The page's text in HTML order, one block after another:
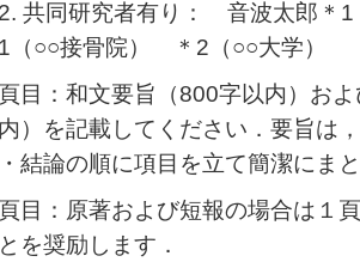
共同研究者有り： 音波太
（○○接骨院） ＊2（○○大学）
目：和文要旨（800字以内）お
）を記載してください．要旨は
結論の順に項目を立て簡潔にま
目：原著および短報の場合は１
を奨励します．